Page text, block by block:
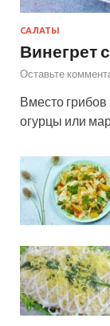
САЛАТЫ
Винегрет
Оставьте
Вместо
огурцы или